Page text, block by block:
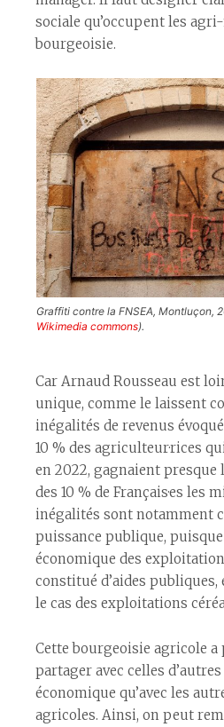
sociale qu’occupent les
bourgeoisie.
Graffiti contre la FNSEA, Montluçon,
Wikimedia commons).
Car Arnaud Rousseau est
unique, comme le laissent
inégalités de revenus
10 % des agriculteur·rices
en 2022, gagnaient presque
des 10 % de Français·es les
inégalités sont notamment
puissance publique,
économique des
constitué d’aides publiques,
le cas des exploitations
Cette bourgeoisie agricole
partager avec celles
économique qu’avec les
agricoles. Ainsi, on peut